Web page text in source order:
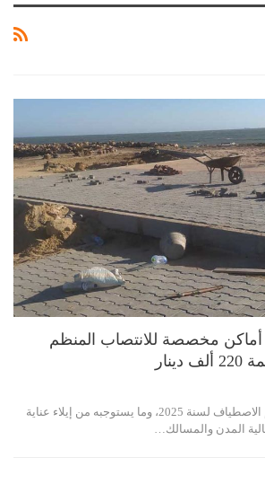
مخصصة للانتصاب المنظم
مثّلت الاستعدادات لموسم الاصطياف لسنة 2025، وما يستوجبه من إيلاء عناية
المدن والمسالك…